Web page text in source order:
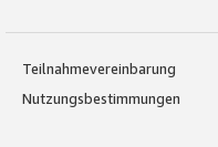
Teilnahmevereinbarung
Nutzungsbestimmungen